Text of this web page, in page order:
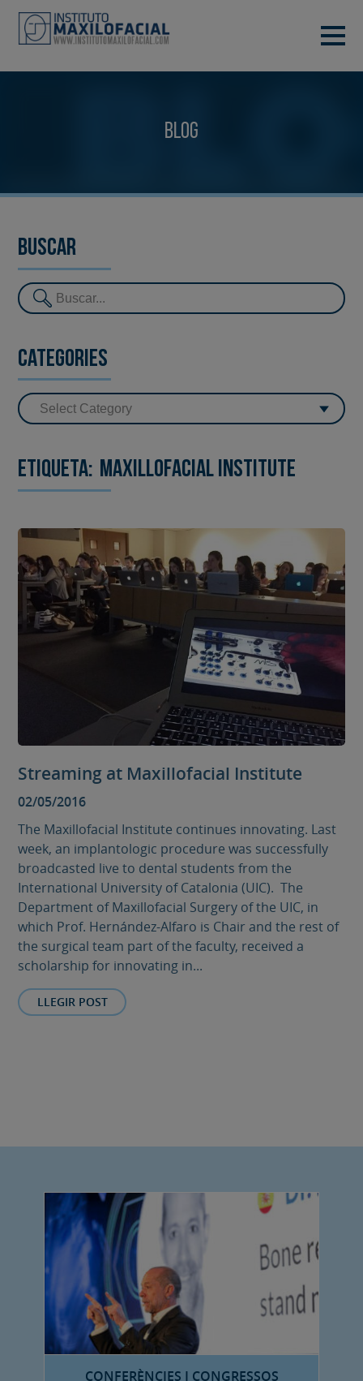
Blog
Buscar
Categories
Etiqueta: Maxillofacial Institute
Streaming at Maxillofacial Institute
02/05/2016
The Maxillofacial Institute continues innovating. Last
week, an implantologic procedure was successfully
broadcasted live to dental students from the
International University of Catalonia (UIC). The
Department of Maxillofacial Surgery of the UIC, in
which Prof. Hernández-Alfaro is Chair and the rest of
the surgical team part of the faculty, received a
scholarship for innovating in...
LLEGIR POST
CONFERÈNCIES I CONGRESSOS